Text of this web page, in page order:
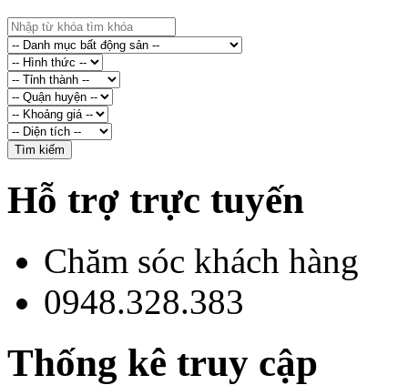
Hỗ trợ trực tuyến
Chăm sóc khách hàng
0948.328.383
Thống kê truy cập